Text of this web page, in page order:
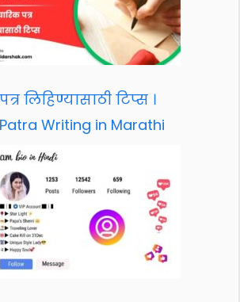
लिहिण्यासाठी टिप्स ।
Writing in Marathi